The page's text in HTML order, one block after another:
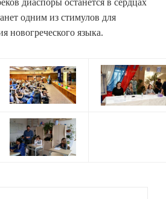
диаспоры останется в сердцах
одним из стимулов для
новогреческого языка.